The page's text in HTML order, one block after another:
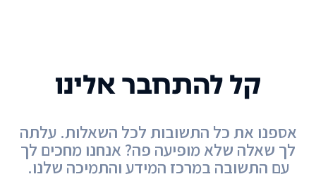
קל להתחבר אלינו
אספנו את כל התשובות לכל השאלות. עלתה
לך שאלה שלא מופיעה פה? אנחנו מחכים לך
עם התשובה במרכז המידע והתמיכה שלנו.